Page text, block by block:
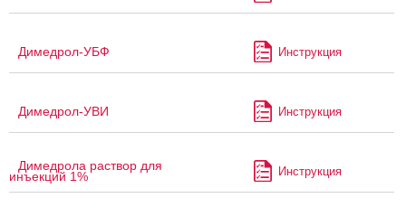
Димедрол-УБФ Инструкция
Димедрол-УВИ Инструкция
Димедрола раствор для
инъекций 1% Инструкция